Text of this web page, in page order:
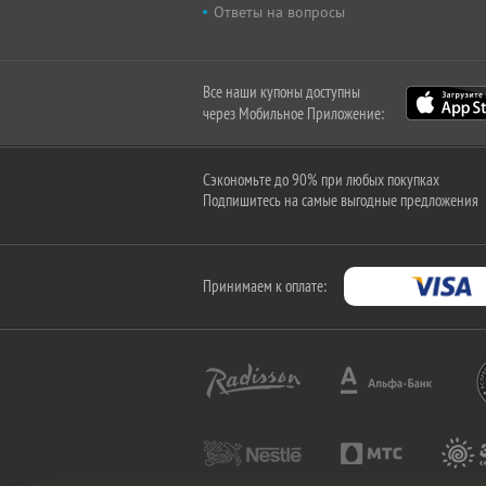
Ответы на вопросы
Все наши купоны доступны
через Мобильное Приложение:
Сэкономьте до 90% при любых покупках
Подпишитесь на самые выгодные предложения
Принимаем к оплате: